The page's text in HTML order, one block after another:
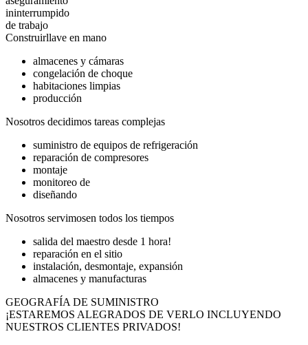
ininterrumpido
de trabajo
Construirllave en mano
almacenes y cámaras
congelación de choque
habitaciones limpias
producción
Nosotros decidimos tareas complejas
suministro de equipos de refrigeración
reparación de compresores
montaje
monitoreo de
diseñando
Nosotros servimosen todos los tiempos
salida del maestro desde 1 hora!
reparación en el sitio
instalación, desmontaje, expansión
almacenes y manufacturas
GEOGRAFÍA DE SUMINISTRO
¡ESTAREMOS ALEGRADOS DE VERLO INCLUYENDO
NUESTROS CLIENTES PRIVADOS!